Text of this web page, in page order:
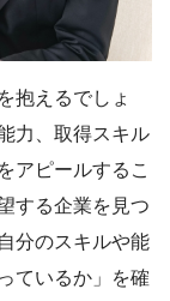
抱えるでしょ
力、取得スキル
アピールするこ
する企業を見つ
分のスキルや能
ているか」を確